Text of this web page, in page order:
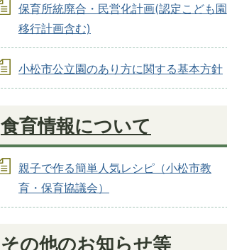
保育所統廃合・民営化計画(認定こども園
移行計画含む)
小松市公立園のあり方に関する基本方針
食育情報について
親子で作る簡単人気レシピ（小松市教
育・保育協議会）
その他のお知らせ等